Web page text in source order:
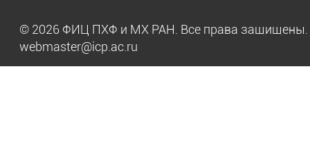
© 2026 ФИЦ ПХФ и МХ РАН. Все права
webmaster@icp.ac.ru